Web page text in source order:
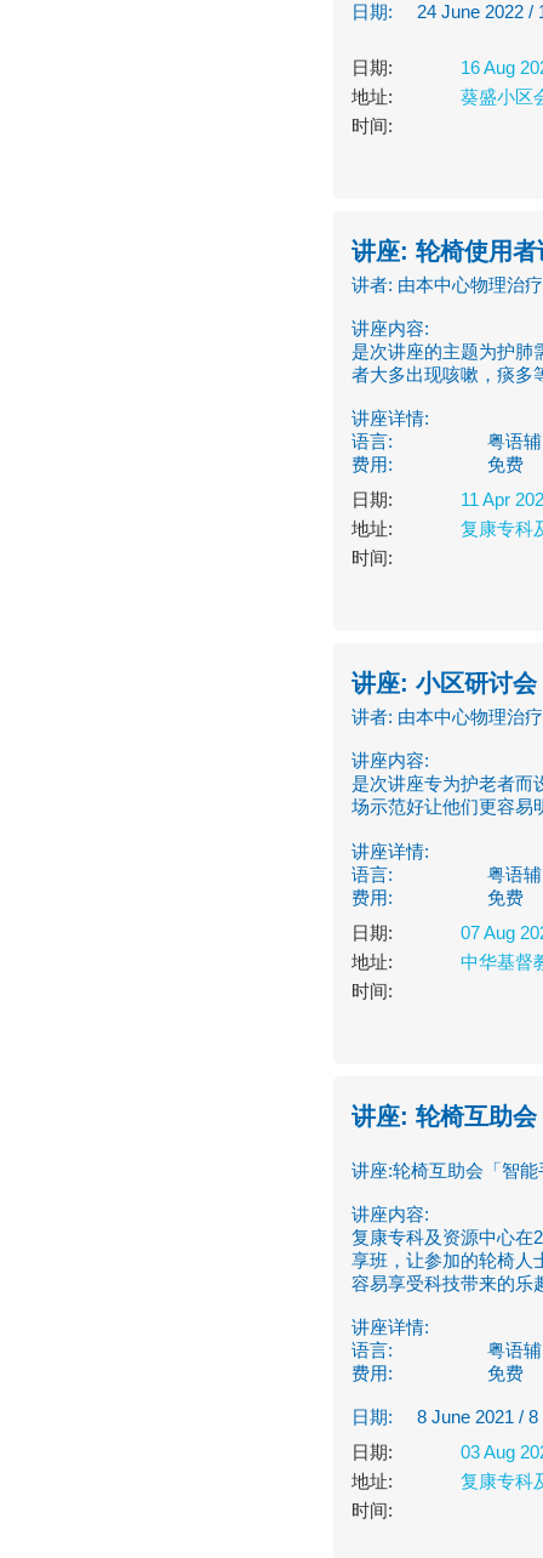
日期: 24 June 2022 /
日期:
16 Aug
地址:
葵盛小区
时间:
讲座: 轮椅使用
讲者: 由本中心物理治
讲座内容:
是次讲座的主题为护肺
者大多出现咳嗽，痰多
讲座详情:
语言:
粤语
费用:
免费
日期:
11 Apr
地址:
复康专科
时间:
讲座: 小区研讨
讲者: 由本中心物理治
讲座内容:
是次讲座专为护老者而
场示范好让他们更容易
讲座详情:
语言:
粤语
费用:
免费
日期:
07 Aug
地址:
中华基督
时间:
讲座: 轮椅互助
讲座:轮椅互助会「智
讲座内容:
复康专科及资源中心在
享班，让参加的轮椅人
容易享受科技带来的乐
讲座详情:
语言:
粤语
费用:
免费
日期: 8 June 2021 / 8
日期:
03 Aug
地址:
复康专科
时间: